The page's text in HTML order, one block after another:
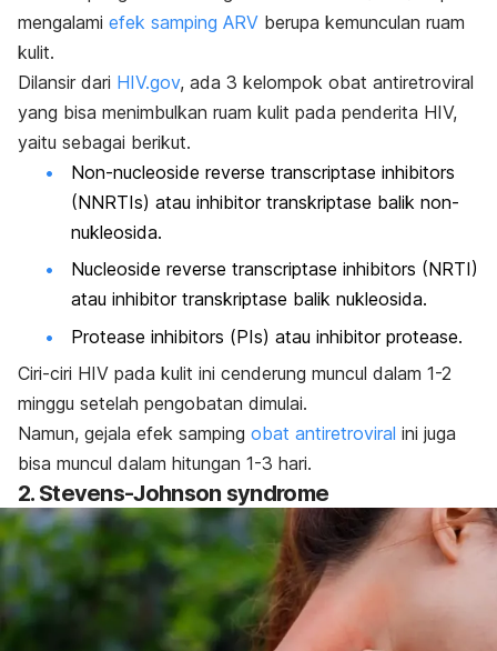
mengalami efek samping ARV berupa kemunculan ruam
kulit.
Dilansir dari HIV.gov, ada 3 kelompok obat antiretroviral
yang bisa menimbulkan ruam kulit pada penderita HIV,
yaitu sebagai berikut.
Non-nucleoside reverse transcriptase inhibitors
(NNRTIs) atau inhibitor transkriptase balik non-
nukleosida.
Nucleoside reverse transcriptase inhibitors (NRTI)
atau inhibitor transkriptase balik nukleosida.
Protease inhibitors (PIs) atau inhibitor protease.
Ciri-ciri HIV pada kulit ini cenderung muncul dalam 1-2
minggu setelah pengobatan dimulai.
Namun, gejala efek samping obat antiretroviral ini juga
bisa muncul dalam hitungan 1-3 hari.
2. Stevens-Johnson syndrome